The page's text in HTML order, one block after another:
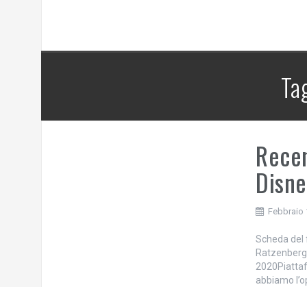
Febbraio
Scheda del
abbiamo